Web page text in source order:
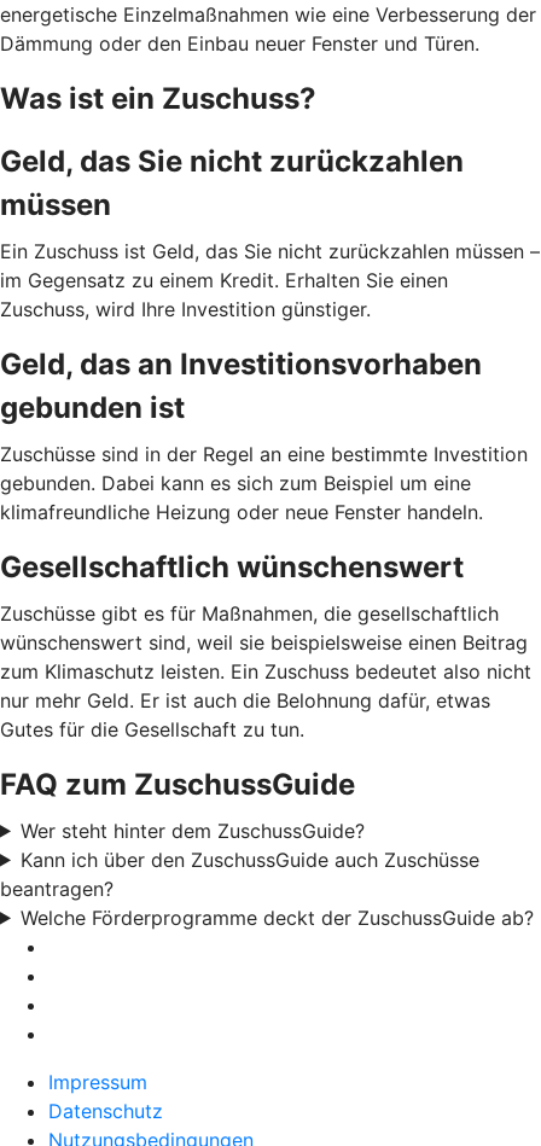
energetische Einzelmaßnahmen wie eine Verbesserung der
Dämmung oder den Einbau neuer Fenster und Türen.
Was ist ein Zuschuss?
Geld, das Sie nicht zurückzahlen
müssen
Ein Zuschuss ist Geld, das Sie nicht zurückzahlen müssen –
im Gegensatz zu einem Kredit. Erhalten Sie einen
Zuschuss, wird Ihre Investition günstiger.
Geld, das an Investitionsvorhaben
gebunden ist
Zuschüsse sind in der Regel an eine bestimmte Investition
gebunden. Dabei kann es sich zum Beispiel um eine
klimafreundliche Heizung oder neue Fenster handeln.
Gesellschaftlich wünschenswert
Zuschüsse gibt es für Maßnahmen, die gesellschaftlich
wünschenswert sind, weil sie beispielsweise einen Beitrag
zum Klimaschutz leisten. Ein Zuschuss bedeutet also nicht
nur mehr Geld. Er ist auch die Belohnung dafür, etwas
Gutes für die Gesellschaft zu tun.
FAQ zum ZuschussGuide
Wer steht hinter dem ZuschussGuide?
Kann ich über den ZuschussGuide auch Zuschüsse
beantragen?
Welche Förderprogramme deckt der ZuschussGuide ab?
Impressum
Datenschutz
Nutzungsbedingungen